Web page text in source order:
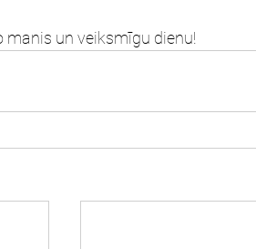
manis un veiksmīgu dienu!